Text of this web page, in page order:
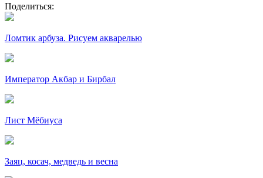
Поделиться:
Ломтик арбуза. Рисуем акварелью
Император Акбар и Бирбал
Лист Мёбиуса
Заяц, косач, медведь и весна